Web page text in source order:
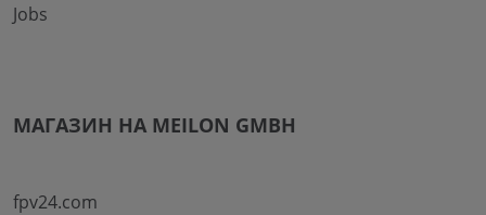
Jobs
МАГАЗИН НА MEILON GMBH
fpv24.com